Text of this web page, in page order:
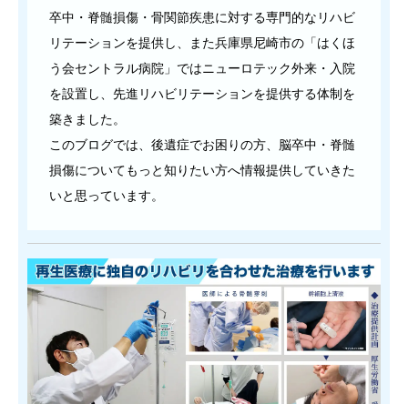
卒中・脊髄損傷・骨関節疾患に対する専門的なリハビ
リテーションを提供し、また兵庫県尼崎市の「はくほ
う会セントラル病院」ではニューロテック外来・入院
を設置し、先進リハビリテーションを提供する体制を
築きました。
このブログでは、後遺症でお困りの方、脳卒中・脊髄
損傷についてもっと知りたい方へ情報提供していきた
いと思っています。